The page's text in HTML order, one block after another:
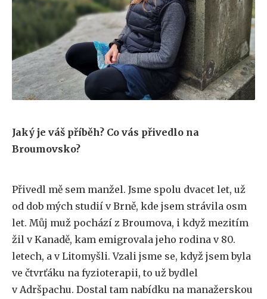
Jaký je váš příběh? Co vás přivedlo na
Broumovsko?
Přivedl mě sem manžel. Jsme spolu dvacet let, už
od dob mých studií v Brně, kde jsem strávila osm
let. Můj muž pochází z Broumova, i když mezitím
žil v Kanadě, kam emigrovala jeho rodina v 80.
letech, a v Litomyšli. Vzali jsme se, když jsem byla
ve čtvrťáku na fyzioterapii, to už bydlel
v Adršpachu. Dostal tam nabídku na manažerskou